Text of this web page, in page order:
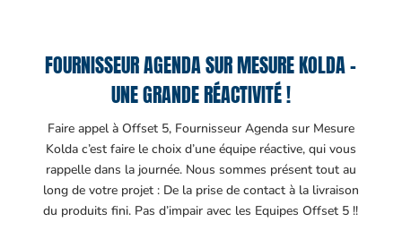
FOURNISSEUR AGENDA SUR MESURE KOLDA –
UNE GRANDE RÉACTIVITÉ !
Faire appel à Offset 5, Fournisseur Agenda sur Mesure
Kolda c’est faire le choix d’une équipe réactive, qui vous
rappelle dans la journée. Nous sommes présent tout au
long de votre projet : De la prise de contact à la livraison
du produits fini. Pas d’impair avec les Equipes Offset 5 !!